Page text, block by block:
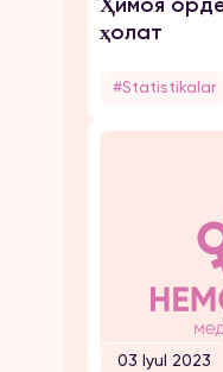
ҳолат
#Statistikalar
03 Iyul 2023